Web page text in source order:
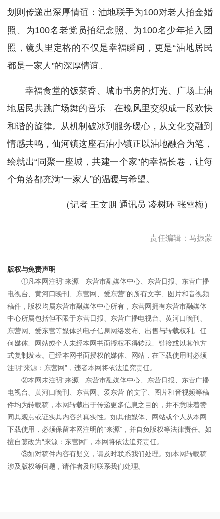
划则传递出深厚情谊：油地联手为100对老人拍金婚
照、为100名老党员拍纪念照、为100名少年拍入团
照，镜头里定格的不仅是幸福瞬间，更是“油地居民
都是一家人”的深厚情谊。
幸福食堂的饭菜香、城市书房的灯光、广场上油
地居民共跳广场舞的音乐，在晚风里交织成一段欢快
和谐的旋律。从机制破冰到服务暖心，从文化交融到
情感共鸣，仙河镇这座石油小镇正以油地融合为笔，
绘就出“同聚一座城，共建一个家”的幸福长卷，让每
个角落都充满“一家人”的温暖与希望。
（记者 王文朋 通讯员 凌树环 张雪梅）
责任编辑：马振蒙
版权与免责声明
①凡本网注明“来源：东营市融媒体中心、东营日报、东营广播
电视台、黄河口晚刊、东营网、爱东营”的所有文字、图片和音视频
稿件，版权均属东营市融媒体中心所有，东营网拥有东营市融媒体
中心所属包括但不限于东营日报、东营广播电视台、黄河口晚刊、
东营网、爱东营等媒体的电子信息网络发布、出售与转载权利。任
何媒体、网站或个人未经本网书面授权不得转载、链接或以其他方
式复制发表。已经本网书面授权的媒体、网站，在下载使用时必须
注明“来源：东营网”，违者本网将依法追究责任。
②本网未注明“来源：东营市融媒体中心、东营日报、东营广播
电视台、黄河口晚刊、东营网、爱东营”的文字、图片和音视频等稿
件均为转载稿，本网转载出于传递更多信息之目的，并不意味着赞
同其观点或证实其内容的真实性。如其他媒体、网站或个人从本网
下载使用，必须保留本网注明的“来源”，并自负版权等法律责任。如
擅自篡改为“来源：东营网”，本网将依法追究责任。
③如对稿件内容有疑义，请及时联系我们处理。如本网转载稿
涉及版权等问题，请作者及时联系我们处理。